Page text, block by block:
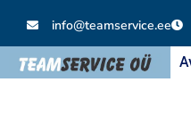
info@teamservice.ee